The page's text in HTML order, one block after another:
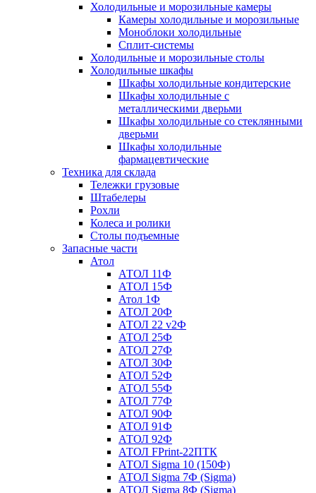
Холодильные и морозильные камеры
Камеры холодильные и морозильные
Моноблоки холодильные
Сплит-системы
Холодильные и морозильные столы
Холодильные шкафы
Шкафы холодильные кондитерские
Шкафы холодильные с
металлическими дверьми
Шкафы холодильные со стеклянными
дверьми
Шкафы холодильные
фармацевтические
Техника для склада
Тележки грузовые
Штабелеры
Рохли
Колеса и ролики
Столы подъемные
Запасные части
Атол
АТОЛ 11Ф
АТОЛ 15Ф
Атол 1Ф
АТОЛ 20Ф
АТОЛ 22 v2Ф
АТОЛ 25Ф
АТОЛ 27Ф
АТОЛ 30Ф
АТОЛ 52Ф
АТОЛ 55Ф
АТОЛ 77Ф
АТОЛ 90Ф
АТОЛ 91Ф
АТОЛ 92Ф
АТОЛ FPrint-22ПТК
АТОЛ Sigma 10 (150Ф)
АТОЛ Sigma 7Ф (Sigma)
АТОЛ Sigma 8Ф (Sigma)